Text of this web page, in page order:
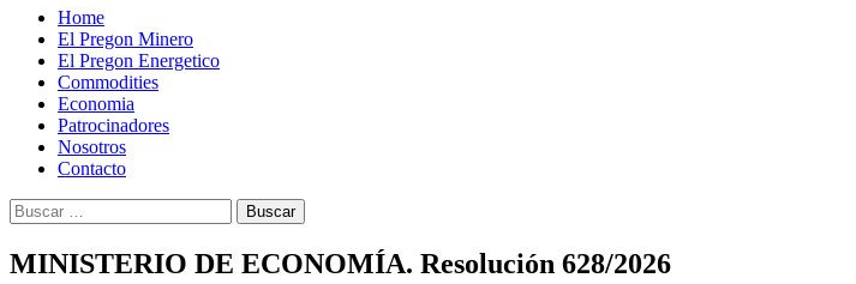
Home
El Pregon Minero
El Pregon Energetico
Commodities
Economia
Patrocinadores
Nosotros
Contacto
Buscar:
MINISTERIO DE ECONOMÍA. Resolución 628/2026